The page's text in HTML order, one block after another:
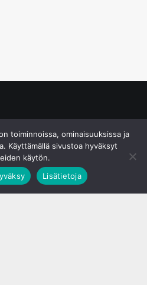
toiminnoissa, ominaisuuksissa ja
Käyttämällä sivustoa hyväksyt
käytön.
Lisätietoja